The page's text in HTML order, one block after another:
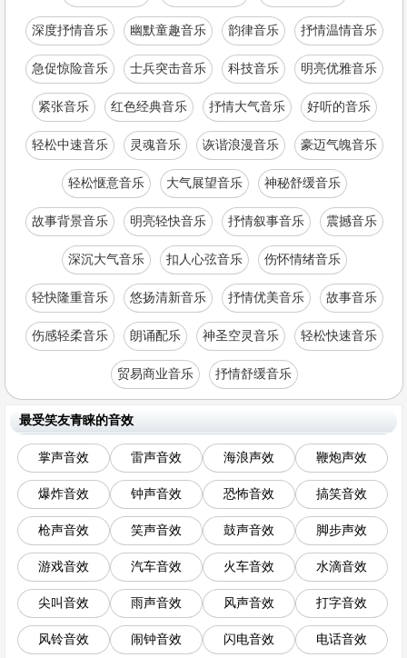
深度抒情音乐 幽默童趣音乐 韵律音乐 抒情温情音乐
急促惊险音乐 士兵突击音乐 科技音乐 明亮优雅音乐
紧张音乐 红色经典音乐 抒情大气音乐 好听的音乐
轻松中速音乐 灵魂音乐 诙谐浪漫音乐 豪迈气魄音乐
轻松惬意音乐 大气展望音乐 神秘舒缓音乐
故事背景音乐 明亮轻快音乐 抒情叙事音乐 震撼音乐
深沉大气音乐 扣人心弦音乐 伤怀情绪音乐
轻快隆重音乐 悠扬清新音乐 抒情优美音乐 故事音乐
伤感轻柔音乐 朗诵配乐 神圣空灵音乐 轻松快速音乐
贸易商业音乐 抒情舒缓音乐
最受笑友青睐的音效
掌声音效 雷声音效 海浪声效 鞭炮声效
爆炸音效 钟声音效 恐怖音效 搞笑音效
枪声音效 笑声音效 鼓声音效 脚步声效
游戏音效 汽车音效 火车音效 水滴音效
尖叫音效 雨声音效 风声音效 打字音效
风铃音效 闹钟音效 闪电音效 电话音效